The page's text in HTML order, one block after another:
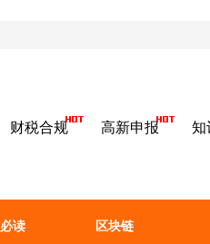
财税合规 高新申报 知
读 区块链